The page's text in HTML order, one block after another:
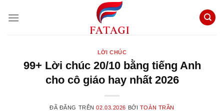
đến
LỜI CHÚC
99+ Lời chúc 20/10 bằng tiếng Anh
cho cô giáo hay nhất 2026
ĐÃ ĐĂNG TRÊN02.03.2026 BỞI TOÀN TRẦN